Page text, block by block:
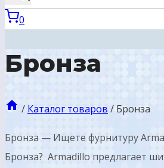
0
Бронза
/ Каталог товаров / Бронза
Бронза — Ищете фурнитуру
Бронза? Armadillo предлагает